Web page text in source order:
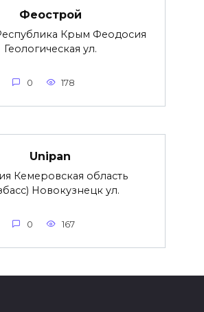
Феострой
Крым Феодосия
Геологическая ул.
0 178
Unipan
Кемеровская область
Новокузнецк ул.
0 167